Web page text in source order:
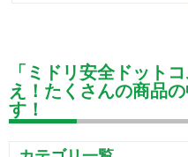
「ミドリ安全ドット
え！たくさんの商品
す！